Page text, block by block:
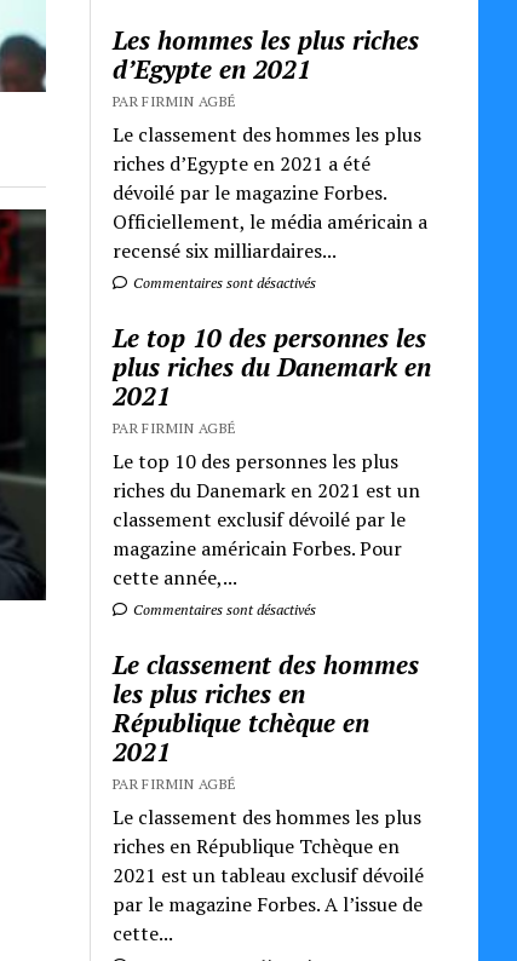
Les hommes les plus riches
d’Egypte en 2021
PAR FIRMIN AGBÉ
Le classement des hommes les plus
riches d’Egypte en 2021 a été
dévoilé par le magazine Forbes.
Officiellement, le média américain a
recensé six milliardaires...
Commentaires sont désactivés
Le top 10 des personnes les
plus riches du Danemark en
2021
PAR FIRMIN AGBÉ
Le top 10 des personnes les plus
riches du Danemark en 2021 est un
classement exclusif dévoilé par le
magazine américain Forbes. Pour
cette année,...
Commentaires sont désactivés
Le classement des hommes
les plus riches en
République tchèque en
2021
PAR FIRMIN AGBÉ
Le classement des hommes les plus
riches en République Tchèque en
2021 est un tableau exclusif dévoilé
par le magazine Forbes. A l’issue de
cette...